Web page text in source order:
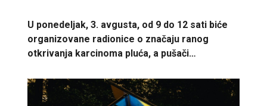
U ponedeljak, 3. avgusta, od 9 do 12 sati biće
organizovane radionice o značaju ranog
otkrivanja karcinoma pluća, a pušači…